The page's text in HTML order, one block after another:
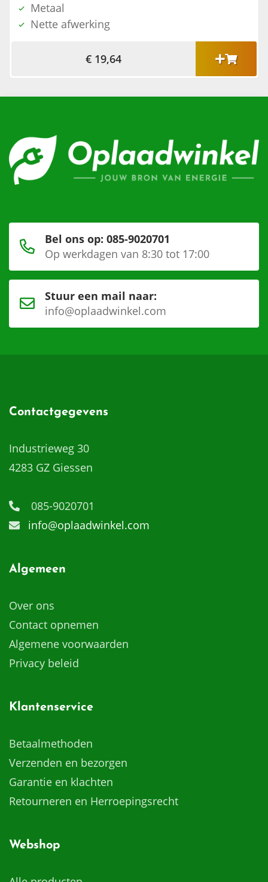
Metaal
Nette afwerking
€ 19,64
Bel ons op: 085-9020701
Op werkdagen van 8:30 tot 17:00
Stuur een mail naar:
info@oplaadwinkel.com
Contactgegevens
Industrieweg 30
4283 GZ Giessen
085-9020701
info@oplaadwinkel.com
Algemeen
Over ons
Contact opnemen
Algemene voorwaarden
Privacy beleid
Klantenservice
Betaalmethoden
Verzenden en bezorgen
Garantie en klachten
Retourneren en Herroepingsrecht
Webshop